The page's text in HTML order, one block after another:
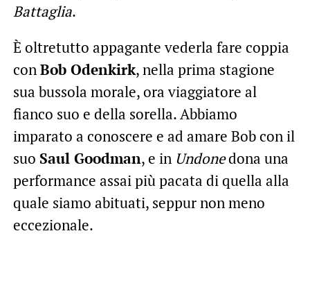
Battaglia.
È oltretutto appagante vederla fare coppia
conBob Odenkirk, nella prima stagione
sua bussola morale, ora viaggiatore al
fianco suo e della sorella. Abbiamo
imparato a conoscere e ad amare Bob con il
suo Saul Goodman, e in Undonedona una
performance assai più pacata di quella alla
quale siamo abituati, seppur non meno
eccezionale.